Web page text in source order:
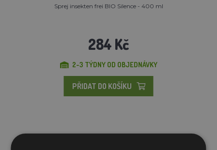
Sprej insekten frei BIO Silence - 400 ml
284 Kč
2-3 TÝDNY OD OBJEDNÁVKY
PŘIDAT DO KOŠÍKU